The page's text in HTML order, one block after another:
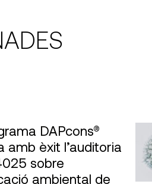
DAPcons®
amb èxit l’auditoria
sobre
ambiental de